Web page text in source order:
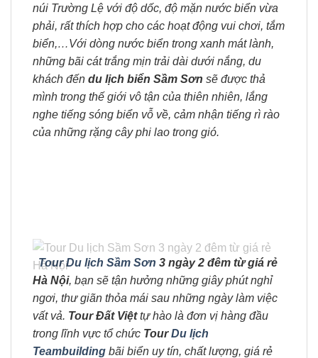
núi Trường Lệ với độ dốc, độ mặn nước biển vừa
phải, rất thích hợp cho các hoạt động vui chơi, tắm
biển,…Với dòng nước biển trong xanh mát lành,
những bãi cát trắng mịn trải dài dưới nắng, du
khách đến du lịch biển Sầm Sơn sẽ được thả
mình trong thế giới vô tận của thiên nhiên, lắng
nghe tiếng sóng biển vỗ về, cảm nhận tiếng rì rào
của những rặng cây phi lao trong gió.
Tour Du lịch Sầm Sơn 3 ngày 2 đêm từ giá rẻ
Hà Nội, bạn sẽ tận hưởng những giây phút nghỉ
ngơi, thư giãn thỏa mái sau những ngày làm việc
vất vả. Tour Đất Việttự hào là đơn vị hàng đầu
trong lĩnh vực tổ chức TourDu lịch
Teambuilding bãi biển uy tín, chất lượng, giá rẻ